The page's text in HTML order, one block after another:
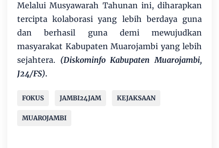
Melalui Musyawarah Tahunan ini, diharapkan
tercipta kolaborasi yang lebih berdaya guna
dan berhasil guna demi mewujudkan
masyarakat Kabupaten Muarojambi yang lebih
sejahtera. (Diskominfo Kabupaten Muarojambi,
J24/FS).
FOKUS JAMBI24JAM KEJAKSAAN
MUAROJAMBI